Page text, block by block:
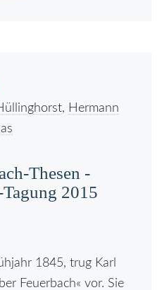
, Hermann
Thesen -
2015
1845, trug Karl
Feuerbach« vor. Sie